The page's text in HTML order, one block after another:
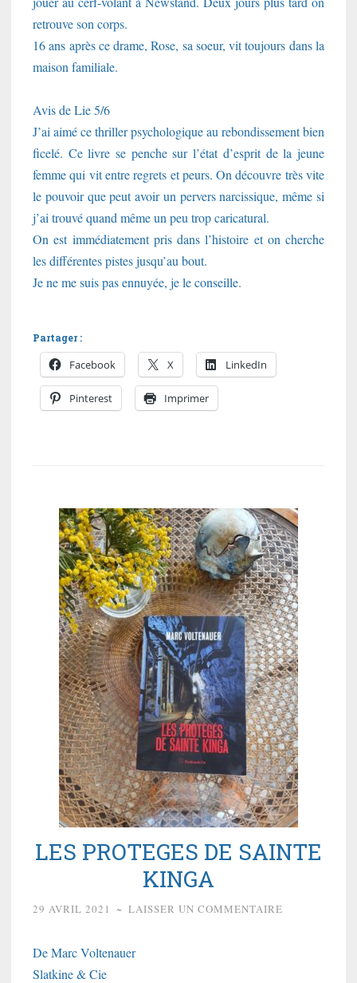
retrouve son corps.
16 ans après ce drame, Rose, sa soeur, vit toujours dans la
maison familiale.
Avis de Lie 5/6
J’ai aimé ce thriller psychologique au rebondissement bien
ficelé. Ce livre se penche sur l’état d’esprit de la jeune
femme qui vit entre regrets et peurs. On découvre très vite
le pouvoir que peut avoir un pervers narcissique, même si
j’ai trouvé quand même un peu trop caricatural.
On est immédiatement pris dans l’histoire et on cherche
les différentes pistes jusqu’au bout.
Je ne me suis pas ennuyée, je le conseille.
Partager :
Facebook X LinkedIn
Pinterest Imprimer
LES PROTEGES DE SAINTE
KINGA
29 AVRIL 2021 ~ LAISSER UN COMMENTAIRE
De Marc Voltenauer
Slatkine & Cie